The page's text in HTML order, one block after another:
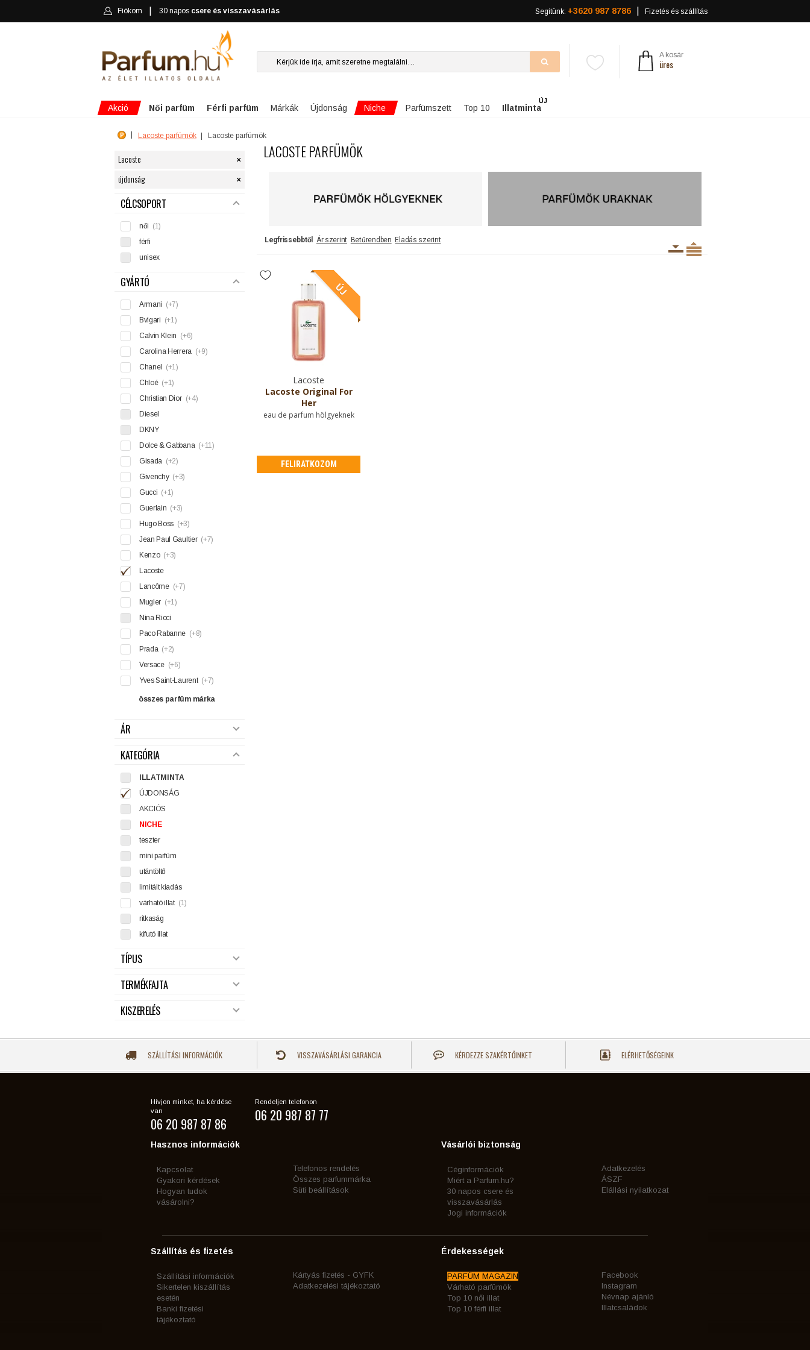
Fiókom 30 napos csere és visszavásárlás Segítünk: +3620 987 8786 Fizetés és szállítás
A kosár
üres
Akció Női parfüm Férfi parfüm Márkák Újdonság Niche Parfümszett Top 10 Illatminta
ÚJ
Lacoste parfümök Lacoste parfümök
Lacoste ×
újdonság ×
SZŰRÉS
CÉLCSOPORT
női (1)
férfi
unisex
GYÁRTÓ
Armani (+7)
Bvlgari (+1)
Calvin Klein (+6)
Carolina Herrera (+9)
Chanel
(+1)
Chloé (+1)
Christian Dior (+4)
Diesel
DKNY
Dolce & Gabbana (+11)
Gisada (+2)
Givenchy (+3)
Gucci (+1)
Guerlain (+3)
Hugo Boss (+3)
Jean Paul Gaultier (+7)
Kenzo (+3)
Lacoste
Lancôme (+7)
Mugler (+1)
Nina Ricci
Paco Rabanne (+8)
Prada (+2)
Versace (+6)
Yves Saint-Laurent (+7)
összes parfüm márka
ÁR
KATEGÓRIA
ILLATMINTA
ÚJDONSÁG
AKCIÓS
NICHE
teszter
mini parfüm
utántöltő
limitált kiadás
várható illat (1)
ritkaság
kifutó illat
TÍPUS
TERMÉKFAJTA
KISZERELÉS
LACOSTE PARFÜMÖK
Legfrissebbtől Ár szerint Betűrendben Eladás szerint
Lacoste
Lacoste Original For
Her
eau de parfum hölgyeknek
FELIRATKOZOM
SZÁLLÍTÁSI INFORMÁCIÓK VISSZAVÁSÁRLÁSI GARANCIA KÉRDEZZE SZAKÉRTŐINKET ELÉRHETŐSÉGEINK
Hívjon minket, ha kérdése
van
06 20 987 87 86
Rendeljen telefonon
06 20 987 87 77
Hasznos információk
Kapcsolat
Gyakori kérdések
Hogyan tudok
vásárolni?
Telefonos rendelés
Összes parfummárka
Süti beállítások
Vásárlói biztonság
Céginformációk
Miért a Parfum.hu?
30 napos csere és
visszavásárlás
Jogi információk
Adatkezelés
ÁSZF
Elállási nyilatkozat
Szállítás és fizetés
Szállítási információk
Sikertelen kiszállítás
esetén
Banki fizetési
tájékoztató
Kártyás fizetés - GYFK
Adatkezelési tájékoztató
Érdekességek
PARFÜM MAGAZIN
Várható parfümök
Top 10 női illat
Top 10 férfi illat
Facebook
Instagram
Névnap ajánló
Illatcsaládok